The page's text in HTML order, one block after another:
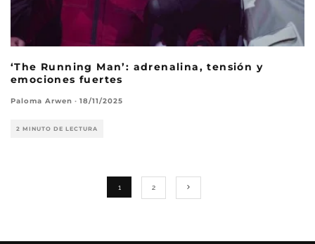
‘The Running Man’: adrenalina, tensión y
emociones fuertes
Paloma Arwen · 18/11/2025
2 MINUTO DE LECTURA
1 2